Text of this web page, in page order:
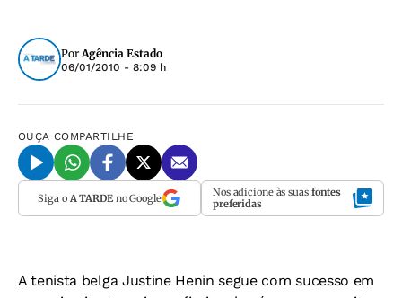
PorAgência Estado
06/01/2010 - 8:09 h
OUÇA COMPARTILHE
Siga o A TARDEno Google Nos adicione às suas fontes
preferidas
A tenista belga Justine Henin segue com sucesso em